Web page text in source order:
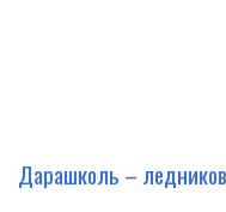
Дарашколь –